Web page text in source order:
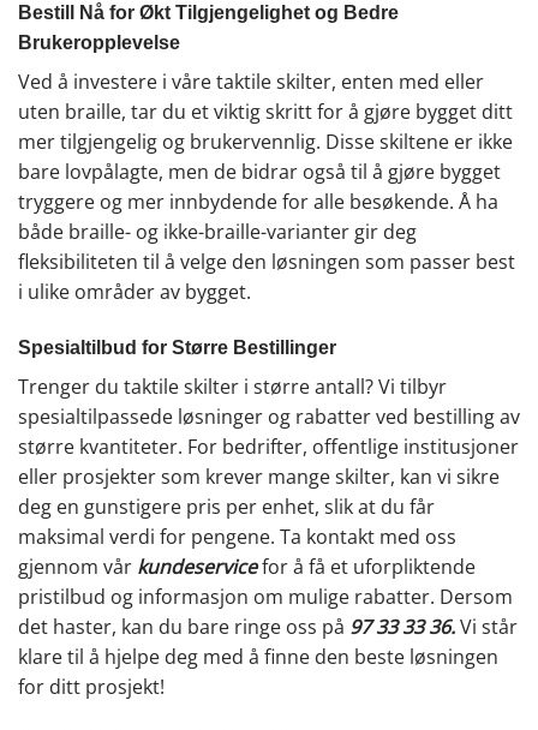
Bestill Nå for Økt Tilgjengelighet og Bedre
Brukeropplevelse
Ved å investere i våre taktile skilter, enten med eller
uten braille, tar du et viktig skritt for å gjøre bygget ditt
mer tilgjengelig og brukervennlig. Disse skiltene er ikke
bare lovpålagte, men de bidrar også til å gjøre bygget
tryggere og mer innbydende for alle besøkende. Å ha
både braille- og ikke-braille-varianter gir deg
fleksibiliteten til å velge den løsningen som passer best
i ulike områder av bygget.
Spesialtilbud for Større Bestillinger
Trenger du taktile skilter i større antall? Vi tilbyr
spesialtilpassede løsninger og rabatter ved bestilling av
større kvantiteter. For bedrifter, offentlige institusjoner
eller prosjekter som krever mange skilter, kan vi sikre
deg en gunstigere pris per enhet, slik at du får
maksimal verdi for pengene. Ta kontakt med oss
gjennom vår kundeservicefor å få et uforpliktende
pristilbud og informasjon om mulige rabatter. Dersom
det haster, kan du bare ringe oss på 97 33 33 36.Vi står
klare til å hjelpe deg med å finne den beste løsningen
for ditt prosjekt!